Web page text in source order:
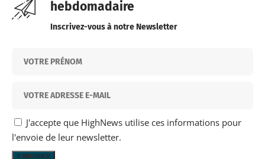
hebdomadaire
Inscrivez-vous à notre Newsletter
J'accepte que HighNews utilise ces informations pour
l'envoie de leur newsletter.